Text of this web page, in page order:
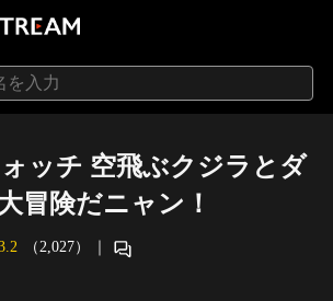
ッチ 空飛ぶクジラとダ
冒険だニャン！
（2,027） ｜